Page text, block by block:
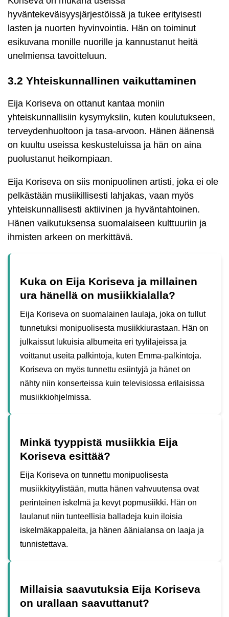
hyväntekeväisyysjärjestöissä ja tukee erityisesti
lasten ja nuorten hyvinvointia. Hän on toiminut
esikuvana monille nuorille ja kannustanut heitä
unelmiensa tavoitteluun.
3.2 Yhteiskunnallinen vaikuttaminen
Eija Koriseva on ottanut kantaa moniin
yhteiskunnallisiin kysymyksiin, kuten koulutukseen,
terveydenhuoltoon ja tasa-arvoon. Hänen äänensä
on kuultu useissa keskusteluissa ja hän on aina
puolustanut heikompiaan.
Eija Koriseva on siis monipuolinen artisti, joka ei ole
pelkästään musiikillisesti lahjakas, vaan myös
yhteiskunnallisesti aktiivinen ja hyväntahtoinen.
Hänen vaikutuksensa suomalaiseen kulttuuriin ja
ihmisten arkeen on merkittävä.
Kuka on Eija Koriseva ja millainen
ura hänellä on musiikkialalla?
Eija Koriseva on suomalainen laulaja, joka on tullut
tunnetuksi monipuolisesta musiikkiurastaan. Hän on
julkaissut lukuisia albumeita eri tyylilajeissa ja
voittanut useita palkintoja, kuten Emma-palkintoja.
Koriseva on myös tunnettu esiintyjä ja hänet on
nähty niin konserteissa kuin televisiossa erilaisissa
musiikkiohjelmissa.
Minkä tyyppistä musiikkia Eija
Koriseva esittää?
Eija Koriseva on tunnettu monipuolisesta
musiikkityylistään, mutta hänen vahvuutensa ovat
perinteinen iskelmä ja kevyt popmusiikki. Hän on
laulanut niin tunteellisia balladeja kuin iloisia
iskelmäkappaleita, ja hänen äänialansa on laaja ja
tunnistettava.
Millaisia saavutuksia Eija Koriseva
on urallaan saavuttanut?